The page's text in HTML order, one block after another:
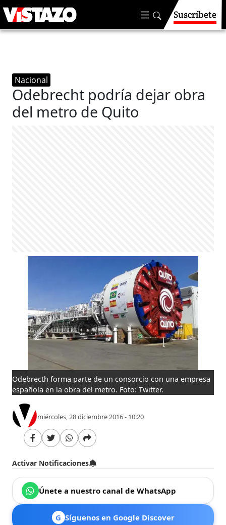
Suscríbete
Nacional
Odebrecht podría dejar obra
del metro de Quito
Odebrecth forma parte de un consorcio con una empresa
española en la obra del metro. Foto: Twitter.
miércoles, 28 diciembre 2016 - 10:20
Activar Notificaciones
Únete a nuestro canal de WhatsApp
G Síguenos en Google Discover